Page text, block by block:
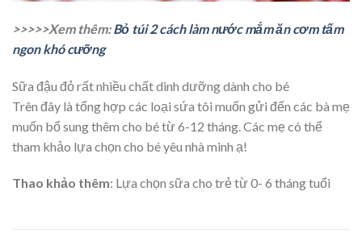
>>>>>Xem thêm:Bỏ túi 2 cách làm nước mắm ăn cơm tấm
ngon khó cưỡng
Sữa đậu đỏ rất nhiều chất dinh dưỡng dành cho bé
Trên đây là tổng hợp các loại sứa tôi muốn gửi đến các bà mẹ
muốn bổ sung thêm cho bé từ 6-12 tháng. Các mẹ có thể
tham khảo lựa chọn cho bé yêu nhà minh ạ!
Thao khảo thêm: Lựa chọn sữa cho trẻ từ 0- 6 tháng tuổi